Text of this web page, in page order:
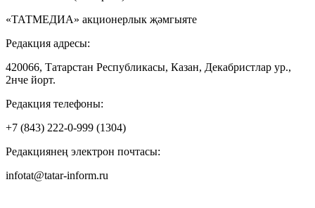
«ТАТМЕДИА» акционерлык җәмгыяте
Редакция адресы:
420066, Татарстан Республикасы, Казан, Декабристлар ур.,
2нче йорт.
Редакция телефоны:
+7 (843) 222-0-999 (1304)
Редакциянең электрон почтасы:
infotat@tatar-inform.ru